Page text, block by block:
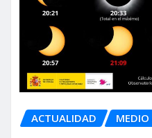
ACTUALIDAD